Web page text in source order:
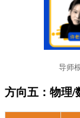
导师
方向五：物理/